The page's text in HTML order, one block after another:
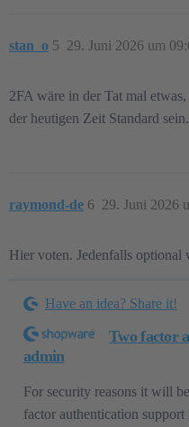
stan_o 29. Juni 2026 um
5
2FA wäre in der Tat mal
der heutigen Zeit Standard sein.
raymond-de 29. Juni 2026
6
Hier voten. Jedenfalls optional
Have an idea? Share it!
Two factor
admin
For security reasons it will
factor authentication support